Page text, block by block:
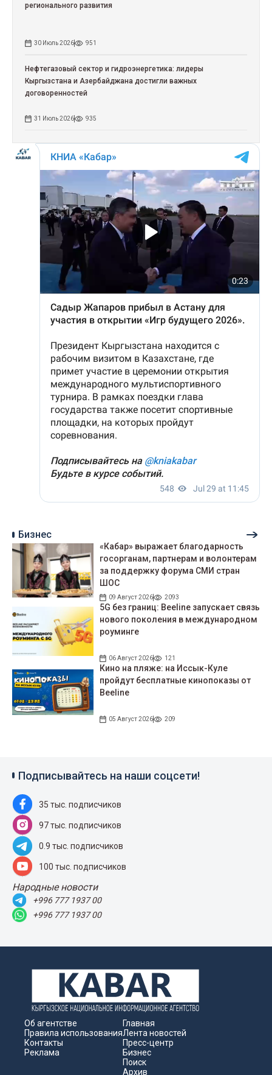
регионального развития
30 Июль 2026 951
Нефтегазовый сектор и гидроэнергетика: лидеры
Кыргызстана и Азербайджана достигли важных
договоренностей
31 Июль 2026 935
Бизнес
«Кабар» выражает благодарность
госорганам, партнерам и волонтерам
за поддержку форума СМИ стран
ШОС
09 Август 2026 2093
5G без границ: Beeline запускает связь
нового поколения в международном
роуминге
06 Август 2026 121
Кино на пляже: на Иссык-Куле
пройдут беcплатные кинопоказы от
Beeline
05 Август 2026 209
Подписывайтесь на наши соцсети!
35 тыс. подписчиков
97 тыс. подписчиков
0.9 тыс. подписчиков
100 тыс. подписчиков
Народные новости
+996 777 1937 00
+996 777 1937 00
Об агентстве
Правила использования
Контакты
Реклама
Главная
Лента новостей
Пресс-центр
Бизнес
Поиск
Архив